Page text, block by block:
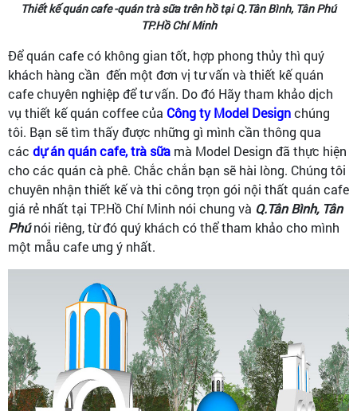
Thiết kế quán cafe -quán trà sữa trên hồ tại Q.Tân Bình, Tân Phú
TP.Hồ Chí Minh
Để quán cafe có không gian tốt, hợp phong thủy thì quý
khách hàng cần đến một đơn vị tư vấn và thiết kế quán
cafe chuyên nghiệp để tư vấn. Do đó Hãy tham khảo dịch
vụ thiết kế quán coffee của Công ty Model Designchúng
tôi. Bạn sẽ tìm thấy được những gì mình cần thông qua
các dự án quán cafe, trà sữa mà Model Design đã thực hiện
cho các quán cà phê. Chắc chắn bạn sẽ hài lòng. Chúng tôi
chuyên nhận thiết kế và thi công trọn gói nội thất quán cafe
giá rẻ nhất tại TP.Hồ Chí Minh nói chung và Q.Tân Bình, Tân
Phúnói riêng, từ đó quý khách có thể tham khảo cho mình
một mẫu cafe ưng ý nhất.